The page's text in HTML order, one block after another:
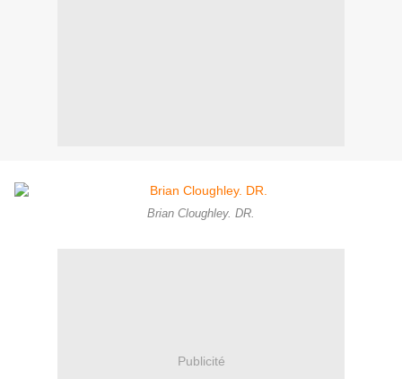
Brian Cloughley. DR.
Publicité